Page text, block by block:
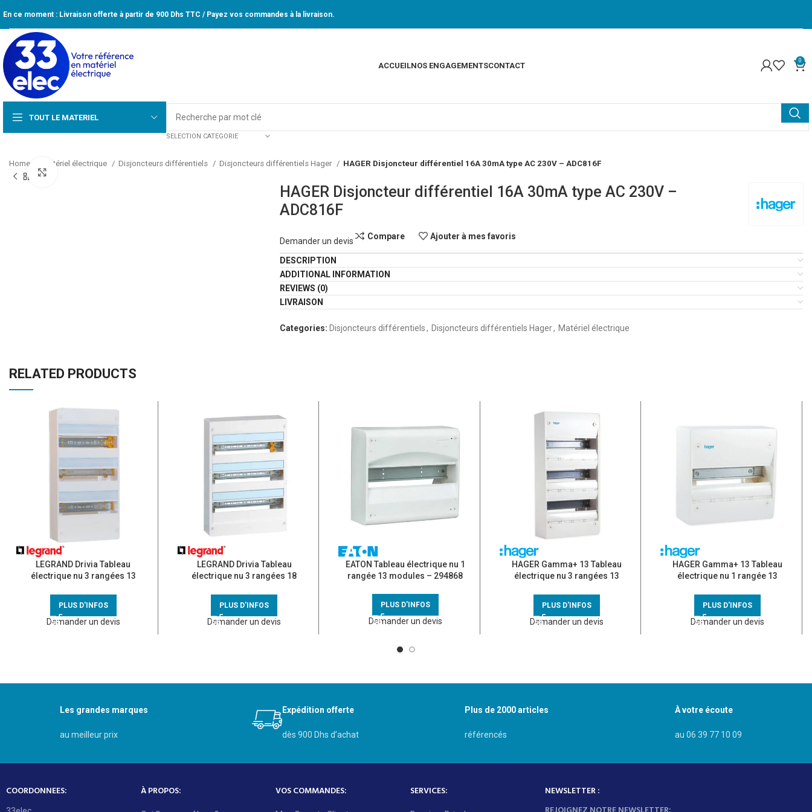
En ce moment : Livraison offerte à partir de 900 Dhs TTC / Payez vos commandes à la livraison.
ACCUEILNOS ENGAGEMENTSCONTACT
0
TOUT LE MATERIEL
SELECTION CATEGORIE
Home Matériel électrique Disjoncteurs différentiels Disjoncteurs différentiels Hager
HAGER Disjoncteur différentiel 16A 30mA type AC 230V – ADC816F
HAGER Disjoncteur différentiel 16A 30mA type AC 230V –
ADC816F
Demander un devis
Compare Ajouter à mes favoris
DESCRIPTION
ADDITIONAL INFORMATION
REVIEWS (0)
LIVRAISON
Categories: Disjoncteurs différentiels, Disjoncteurs différentiels Hager, Matériel électrique
RELATED PRODUCTS
LEGRAND Drivia Tableau
électrique nu 3 rangées 13
PLUS D'INFOS
Demander un devis
LEGRAND Drivia Tableau
électrique nu 3 rangées 18
PLUS D'INFOS
Demander un devis
EATON Tableau électrique nu 1
rangée 13 modules – 294868
PLUS D'INFOS
Demander un devis
HAGER Gamma+ 13 Tableau
électrique nu 3 rangées 13
PLUS D'INFOS
Demander un devis
HAGER Gamma+ 13 Tableau
électrique nu 1 rangée 13
PLUS D'INFOS
Demander un devis
Les grandes marques
au meilleur prix
Expédition offerte
dès 900 Dhs d’achat
Plus de 2000 articles
référencés
À votre écoute
au 06 39 77 10 09
COORDONNEES: À PROPOS: VOS COMMANDES: SERVICES:
NEWSLETTER :